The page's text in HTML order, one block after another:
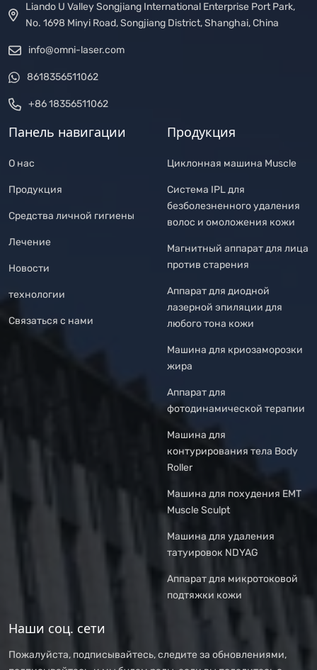
Liando U Valley Songjiang International Enterprise Port Park,
No. 1698 Minyi Road, Songjiang District, Shanghai, China
info@omni-laser.com
8618356511062
+86 18356511062
Панель навигации
О нас
Продукция
Средства личной гигиены
Лечение
Новости
технологии
Связаться с нами
Продукция
Циклонная машина Muscle
Система IPL для
безболезненного удаления
волос и омоложения кожи
Магнитный аппарат для лица
против старения
Аппарат для диодной
лазерной эпиляции для
любого тона кожи
Машина для криозаморозки
жира
Аппарат для
фотодинамической терапии
Машина для
контурирования тела Body
Roller
Машина для похудения EMT
Muscle Sculpt
Машина для удаления
татуировок NDYAG
Аппарат для микротоковой
подтяжки кожи
Наши соц. сети
Пожалуйста, подписывайтесь, следите за обновлениями,